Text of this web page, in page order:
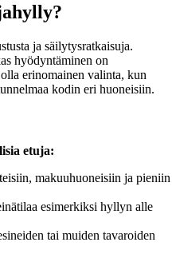
ja säilytysratkaisuja.
hyödyntäminen on
erinomainen valinta, kun
kodin eri huoneisiin.
etuja:
makuuhuoneisiin ja pieniin
esimerkiksi hyllyn alle
tai muiden tavaroiden